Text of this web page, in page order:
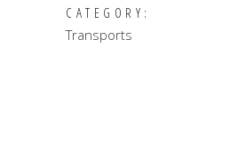
CATEGORY:
Transports